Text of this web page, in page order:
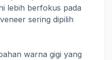
lebih berfokus pada
sering dipilih
warna gigi yang